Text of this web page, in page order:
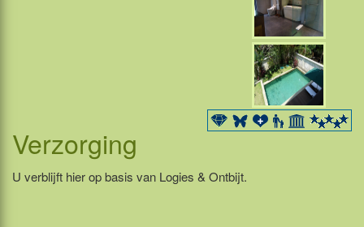
Verzorging
U verblijft hier op basis van Logies & Ontbijt.